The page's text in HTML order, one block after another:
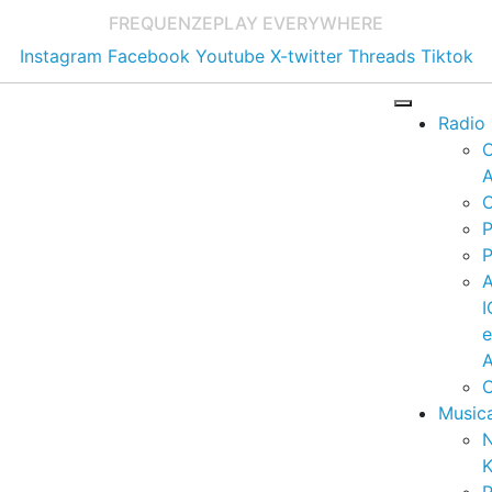
FREQUENZEPLAY EVERYWHERE
Instagram Facebook Youtube X-twitter Threads Tiktok
Radio
e